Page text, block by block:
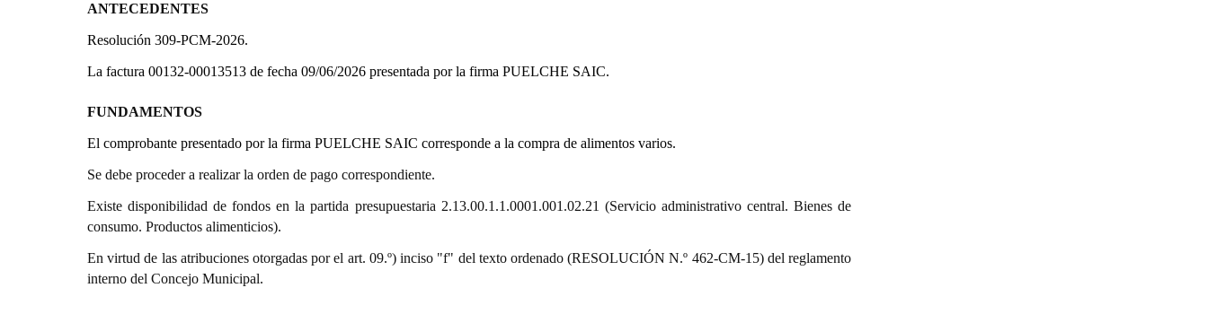
ANTECEDENTES
Resolución 309-PCM-2026.
La factura 00132-00013513 de fecha 09/06/2026 presentada por la firma PUELCHE SAIC.
FUNDAMENTOS
El comprobante presentado por la firma PUELCHE SAIC corresponde a la compra de alimentos varios.
Se debe proceder a realizar la orden de pago correspondiente.
Existe disponibilidad de fondos en la partida presupuestaria 2.13.00.1.1.0001.001.02.21 (Servicio administrativo central. Bienes de
consumo. Productos alimenticios).
En virtud de las atribuciones otorgadas por el art. 09.º) inciso "f" del texto ordenado (RESOLUCIÓN N.º 462-CM-15) del reglamento
interno del Concejo Municipal.